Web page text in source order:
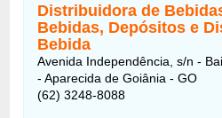
Distribuidora de
Bebidas, Depósitos e
Bebida
Avenida Independência, s/n -
- Aparecida de Goiânia - GO
(62) 3248-8088